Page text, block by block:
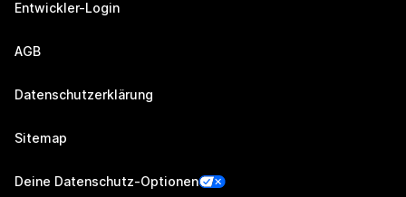
Entwickler-Login
AGB
Datenschutzerklärung
Sitemap
Deine Datenschutz-Optionen